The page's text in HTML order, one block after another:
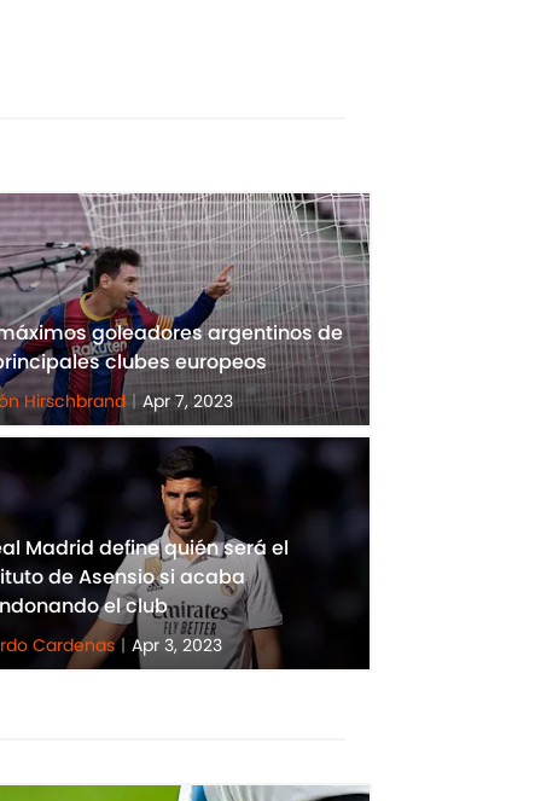
goleadores argentinos de
clubes europeos
Hirschbrand | Apr 7, 2023
Madrid define quién será el
de Asensio si acaba
el club
Cardenas | Apr 3, 2023